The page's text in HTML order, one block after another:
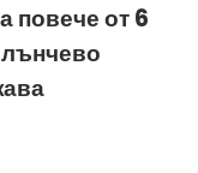
повече от 6